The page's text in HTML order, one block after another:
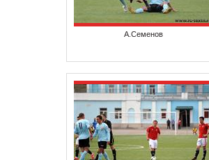
А.Семенов